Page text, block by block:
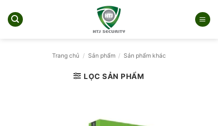
qua
Trang chủ / Sản phẩm / Sản phẩm khác
LỌC SẢN PHẨM